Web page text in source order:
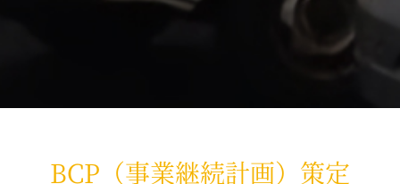
BCP（事業継続計画）策定